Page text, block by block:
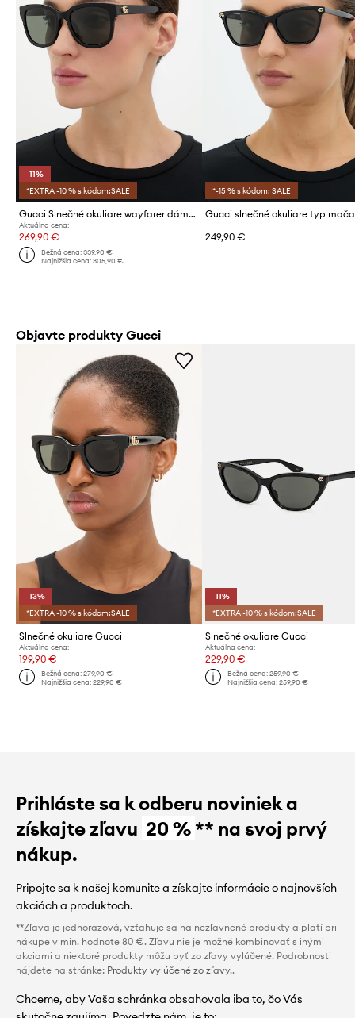
-11%
*EXTRA -10 % s kódom:SALE
Gucci Slnečné okuliare wayfarer dámske
Aktuálna cena:
269,90 €
Bežná cena:339,90 €
Najnižšia cena:305,90 €
*-15 % s kódom: SALE
249,90 €
Objavte produkty Gucci
-13%
*EXTRA -10 % s kódom:SALE
Slnečné okuliare Gucci
Aktuálna cena:
199,90 €
Bežná cena:279,90 €
Najnižšia cena:229,90 €
-11%
*EXTRA -10 % s kódom:SALE
Slnečné okuliare Gucci
Aktuálna cena:
229,90 €
Bežná cena: 259,90 €
Najnižšia cena: 259,90 €
Prihláste sa k odberu noviniek a
získajte zľavu 20 %** na svoj prvý
nákup.
Pripojte sa k našej komunite a získajte informácie o najnovších
akciách a produktoch.
**Zľava je jednorazová, vzťahuje sa na nezľavnené produkty a platí pri
nákupe v min. hodnote 80 €. Zľavu nie je možné kombinovať s inými
akciami a niektoré produkty môžu byť zo zľavy vylúčené. Podrobnosti
nájdete na stránke: Produkty vylúčené zo zľavy..
Chceme, aby Vaša schránka obsahovala iba to, čo Vás